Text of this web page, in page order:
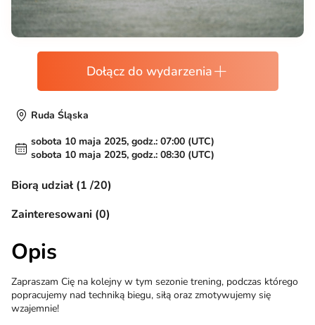
Dołącz do wydarzenia
Ruda Śląska
sobota 10 maja 2025, godz.: 07:00 (UTC)
sobota 10 maja 2025, godz.: 08:30 (UTC)
Biorą udział (1 /20)
Zainteresowani (0)
Opis
Zapraszam Cię na kolejny w tym sezonie trening, podczas którego
popracujemy nad techniką biegu, siłą oraz zmotywujemy się
wzajemnie!